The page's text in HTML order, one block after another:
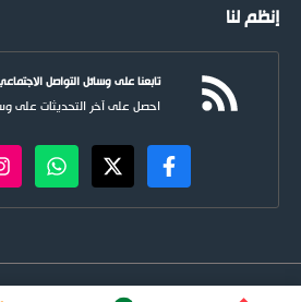
إنظم لنا
تابعنا على وسائل التواصل
احصل على آخر التحديثات على
newspoots.com • جميع الحقوق © محفوظة لموقع